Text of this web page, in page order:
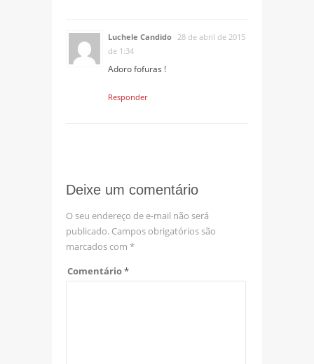
Luchele Candido 28 de abril de 2015
de 1:34
Adoro fofuras !
Responder
Deixe um comentário
O seu endereço de e-mail não será
publicado. Campos obrigatórios são
marcados com *
Comentário*